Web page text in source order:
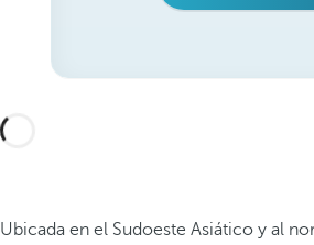
Ubicada en el Sudoeste Asiático y al